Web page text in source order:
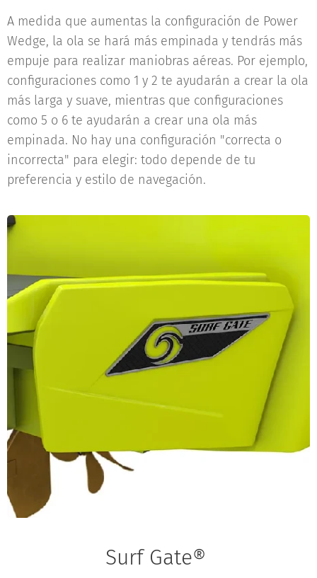
A medida que aumentas la configuración de Power
Wedge, la ola se hará más empinada y tendrás más
empuje para realizar maniobras aéreas. Por ejemplo,
configuraciones como 1 y 2 te ayudarán a crear la ola
más larga y suave, mientras que configuraciones
como 5 o 6 te ayudarán a crear una ola más
empinada. No hay una configuración "correcta o
incorrecta" para elegir: todo depende de tu
preferencia y estilo de navegación.
Surf Gate®